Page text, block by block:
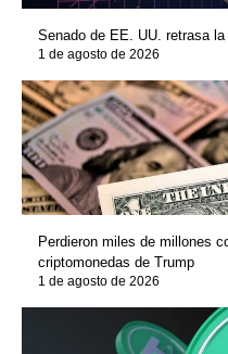
Senado de EE. UU. retrasa
1 de agosto de 2026
Perdieron miles de millones
criptomonedas de Trump
1 de agosto de 2026